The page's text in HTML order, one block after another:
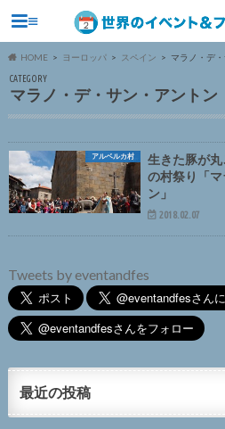
≡
HOME ヨーロッパ スペイン マラノ・デ
CATEGORY
マラノ・デ・サン・アントン
アルベルカ村
生きた豚が
の村祭り「
ン」
2018.02.07
Tweets by eventandfes
最近の投稿